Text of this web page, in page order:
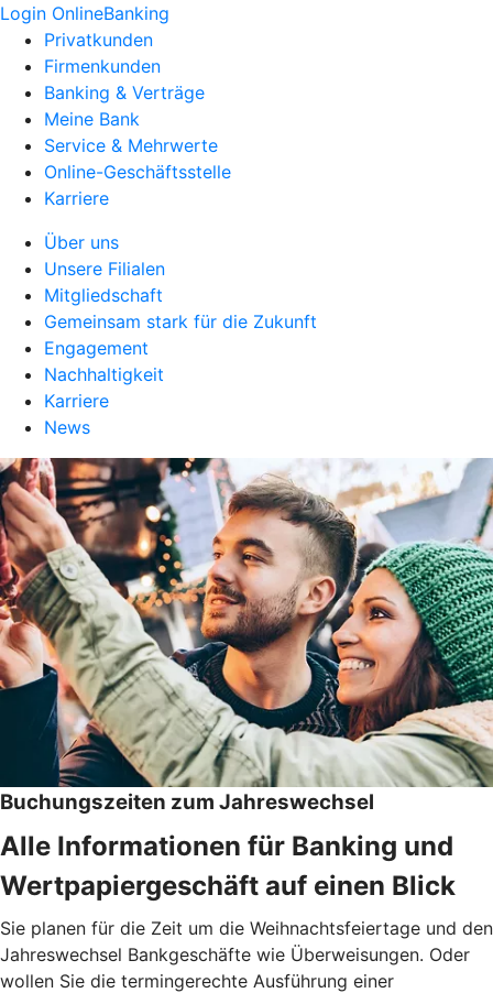
Login OnlineBanking
Privatkunden
Firmenkunden
Banking & Verträge
Meine Bank
Service & Mehrwerte
Online-Geschäftsstelle
Karriere
Über uns
Unsere Filialen
Mitgliedschaft
Gemeinsam stark für die Zukunft
Engagement
Nachhaltigkeit
Karriere
News
Buchungszeiten zum Jahreswechsel
Alle Informationen für Banking und
Wertpapiergeschäft auf einen Blick
Sie planen für die Zeit um die Weihnachtsfeiertage und den
Jahreswechsel Bankgeschäfte wie Überweisungen. Oder
wollen Sie die termingerechte Ausführung einer